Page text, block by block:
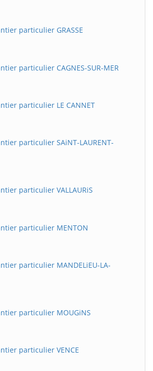
particulier GRASSE
particulier CAGNES-SUR-MER
particulier LE CANNET
particulier SAiNT-LAURENT-
particulier VALLAURiS
particulier MENTON
particulier MANDELiEU-LA-
particulier MOUGiNS
particulier VENCE